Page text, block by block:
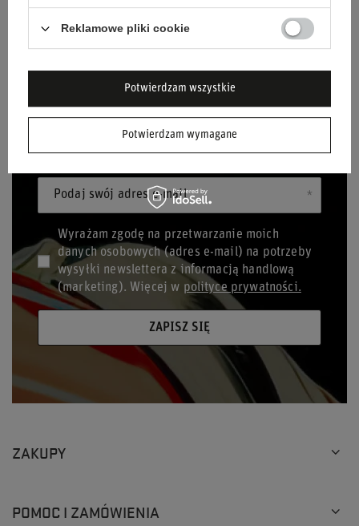
NEWSLETTER
Bądź na bieżąco i zapisz się do naszego
newslettera!
Podaj swój adres e-mail
Wyrażam zgodę na przetwarzanie moich
danych osobowych (adres e-mail) na potrzeby
wysyłki newslettera z informacją handlową
(marketing). Więcej w polityce prywatności.
ZAPISZ SIĘ
ZAKUPY
POMOC I ZAMÓWIENIA
Reklamowe pliki cookie
Potwierdzam wymagane
Potwierdzam wszystkie